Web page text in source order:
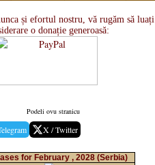
și efortul nostru, vă rugăm să
o donație generoasă:
Podeli ovu stranicu
X / Twitter
for February , 2028 (Serbia)